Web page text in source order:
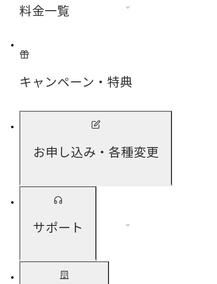
料金一覧
キャンペーン・特典
お申し込み・各種変更
サポート